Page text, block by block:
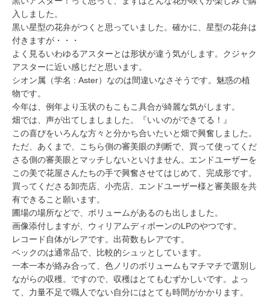
入しました。
黒い星型の花弁がつくと思っていました。確かに、星型の花弁は
付きますが・・・
よく見るいわゆるアスターとは形状が違う気がします。クジャク
アスターに近い感じだと思います。
シオン属（学名 : Aster）なのは間違いなさそうです。魅惑の植
物です。
今年は、例年より玉状のもこもこ具合が綺麗な気がします。
畑では、声が出てしましました。『いいのができてる！』
この喜びをいろんな方々と分かち合いたいと畑で興奮しました。
ただ、あくまで、こちら側の審美眼の判断で、買って使ってくだ
さる側の審美眼とマッチしないといけません。エンドユーザーを
この美で花屋さんたちの手で興奮させてはじめて、完成形です。
買ってくださる卸売店、小売店、エンドユーザー様と審美眼を共
有できること願います。
圃場の場所などで、ボリュームがあるのも出しました。
画像添付しますが、ウィリアムディボーンのLPのやつです。
レコード自体がレアです。出荷数もレアです。
ベックのは通常品で、比較的シュッとしています。
一本一本が絡み合って、色ノリのボリュームもマチマチで選別し
ながらの収穫。ですので、収穫はとてもむずかしいです。よっ
て、力量不足で職人でない自分にはとても時間がかかります。